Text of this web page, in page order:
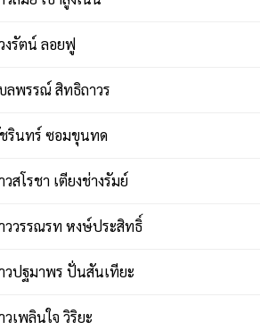
งรัตน์ ลอยฟู
ลพรรณ์ สิทธิถาวร
รินทร์ ซอมขุนทด
วสโรชา เตียงช่างรัมย์
ววรรณรท หงษ์ประสิทธิ์
วปฐมาพร ปั่นสันเทียะ
วเพลินใจ วิริยะ